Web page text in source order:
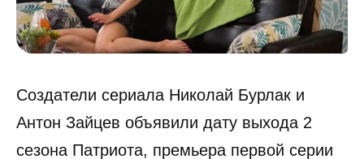
Создатели сериала Николай Бурлак и
Антон Зайцев объявили дату выхода 2
сезона Патриота, премьера первой серии